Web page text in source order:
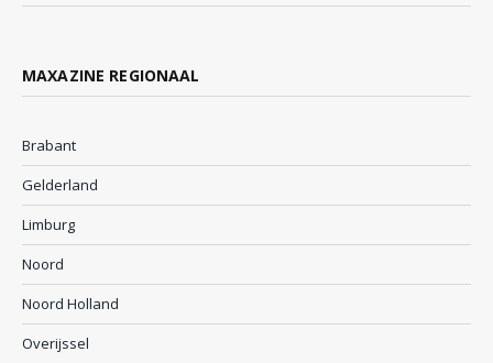
MAXAZINE REGIONAAL
Brabant
Gelderland
Limburg
Noord
Noord Holland
Overijssel